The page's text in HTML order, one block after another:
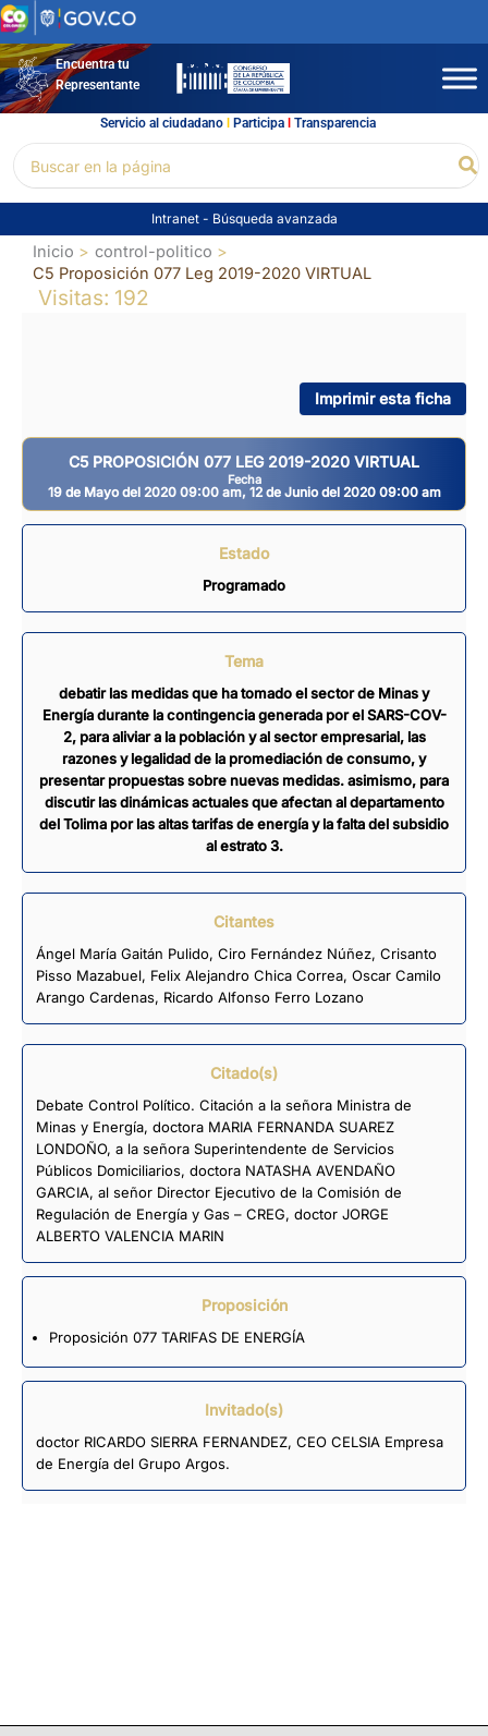
Ir
al
contenidoEncuentra tu
Representante
Servicio al ciudadano l Participal Transparencia
por:
Intranet - Búsqueda avanzada
Inicio
control-politico
C5 Proposición 077 Leg 2019-2020 VIRTUAL
Visitas: 192
Imprimir esta ficha
C5 PROPOSICIÓN 077 LEG 2019-2020 VIRTUAL
Fecha
19 de Mayo del 2020 09:00 am, 12 de Junio del 2020 09:00 am
Estado
Programado
Tema
debatir las medidas que ha tomado el sector de Minas y
Energía durante la contingencia generada por el SARS-COV-
2, para aliviar a la población y al sector empresarial, las
razones y legalidad de la promediación de consumo, y
presentar propuestas sobre nuevas medidas. asimismo, para
discutir las dinámicas actuales que afectan al departamento
del Tolima por las altas tarifas de energía y la falta del subsidio
al estrato 3.
Citantes
Ángel María Gaitán Pulido, Ciro Fernández Núñez, Crisanto
Pisso Mazabuel, Felix Alejandro Chica Correa, Oscar Camilo
Arango Cardenas, Ricardo Alfonso Ferro Lozano
Citado(s)
Debate Control Político. Citación a la señora Ministra de
Minas y Energía, doctora MARIA FERNANDA SUAREZ
LONDOÑO, a la señora Superintendente de Servicios
Públicos Domiciliarios, doctora NATASHA AVENDAÑO
GARCIA, al señor Director Ejecutivo de la Comisión de
Regulación de Energía y Gas – CREG, doctor JORGE
ALBERTO VALENCIA MARIN
Proposición
Proposición 077 TARIFAS DE ENERGÍA
Invitado(s)
doctor RICARDO SIERRA FERNANDEZ, CEO CELSIA Empresa
de Energía del Grupo Argos.